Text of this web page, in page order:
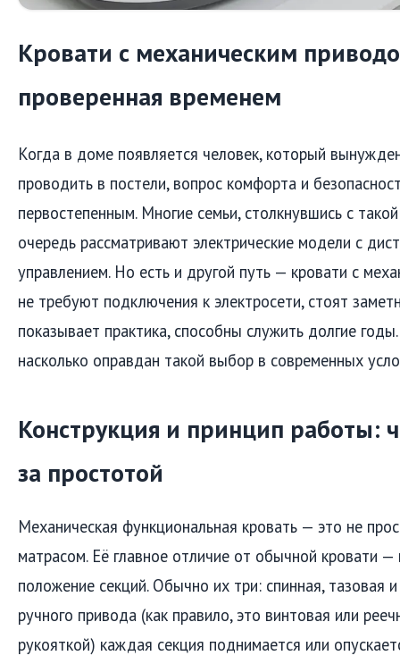
Кровати с механическим
проверенная временем
Когда в доме появляется человек, который
проводить в постели, вопрос комфорта и
первостепенным. Многие семьи, столкнувшись с
очередь рассматривают электрические модели с
управлением. Но есть и другой путь — кровати с
не требуют подключения к электросети, стоят
показывает практика, способны служить долгие
насколько оправдан такой выбор в современных
Конструкция и принцип работы:
за простотой
Механическая функциональная кровать — это не
матрасом. Её главное отличие от обычной кровати
положение секций. Обычно их три: спинная,
ручного привода (как правило, это винтовая или
рукояткой) каждая секция поднимается или